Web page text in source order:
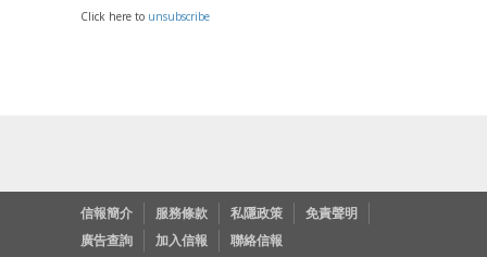
Click here to unsubscribe
信報簡介 服務條款 私隱政策
免責聲明
廣告查詢
加入信報 聯絡信報